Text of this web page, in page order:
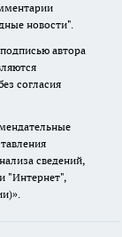
новости".
автора
согласия
сведений,
"Интернет",